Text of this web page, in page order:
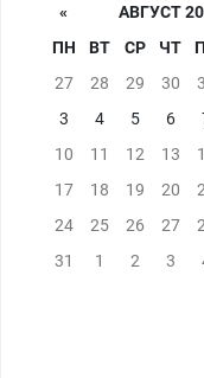
«
АВГУСТ
ПН
ВТ СР ЧТ
27
28 29 30
3
4 5 6
10
11 12 13
17
18 19 20
24
25 26 27
31
1 2 3